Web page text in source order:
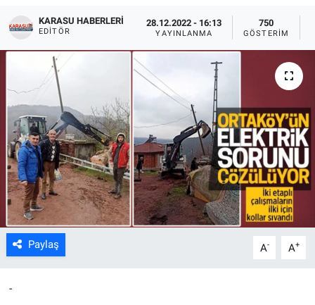
KARASU HABERLERI
EDITÖR
28.12.2022 - 16:13
YAYINLANMA
750
GÖSTERIM
Paylaş A- A+
-